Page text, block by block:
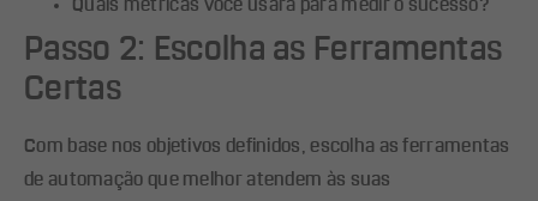
Quais métricas você usará para medir o sucesso?
Passo 2: Escolha as Ferramentas
Certas
Com base nos objetivos definidos, escolha as ferramentas
de automação que melhor atendem às suas